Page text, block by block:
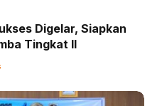
Digelar, Siapkan
Tingkat II